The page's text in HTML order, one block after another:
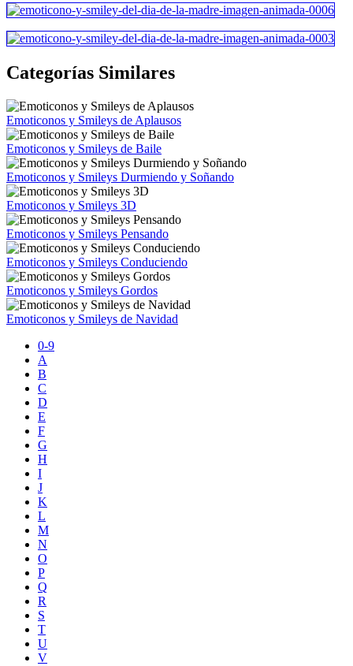
Categorías Similares
Emoticonos y Smileys de Aplausos
Emoticonos y Smileys de Baile
Emoticonos y Smileys Durmiendo y Soñando
Emoticonos y Smileys 3D
Emoticonos y Smileys Pensando
Emoticonos y Smileys Conduciendo
Emoticonos y Smileys Gordos
Emoticonos y Smileys de Navidad
0-9
A
B
C
D
E
F
G
H
I
J
K
L
M
N
O
P
Q
R
S
T
U
V